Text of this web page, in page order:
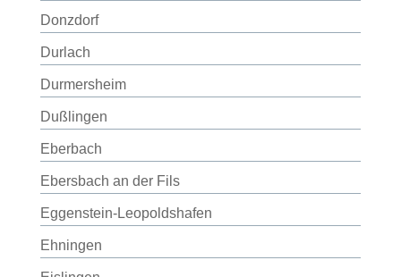
Donzdorf
Durlach
Durmersheim
Dußlingen
Eberbach
Ebersbach an der Fils
Eggenstein-Leopoldshafen
Ehningen